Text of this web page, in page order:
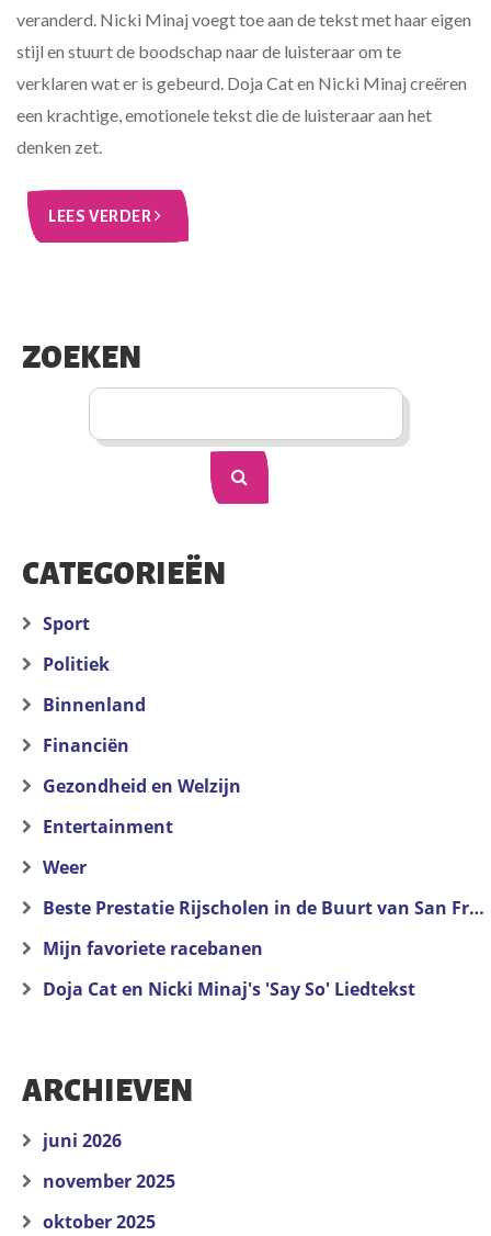
veranderd. Nicki Minaj voegt toe aan de tekst met haar eigen
stijl en stuurt de boodschap naar de luisteraar om te
verklaren wat er is gebeurd. Doja Cat en Nicki Minaj creëren
een krachtige, emotionele tekst die de luisteraar aan het
denken zet.
LEES VERDER
ZOEKEN
CATEGORIEËN
Sport
Politiek
Binnenland
Financiën
Gezondheid en Welzijn
Entertainment
Weer
Beste Prestatie Rijscholen in de Buurt van San Francisco
Mijn favoriete racebanen
Doja Cat en Nicki Minaj's 'Say So' Liedtekst
ARCHIEVEN
juni 2026
november 2025
oktober 2025